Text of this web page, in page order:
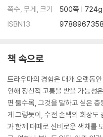
쪽수, 무게, 크기
500쪽 |
ISBN13
책 속으로
트라우마의 경험은 대개 오랫동
인해 정신적 고통을 받을 가능성
면 둘수록, 그것을 말하고 싶은
게 그렇듯이, 수전 손택의 회상도
과 함께 때때로 신비로운 색채를